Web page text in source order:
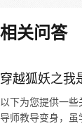
界所
任务
相关问答
穿越狐妖之我
以下为您提供一
导师教导变身，虽